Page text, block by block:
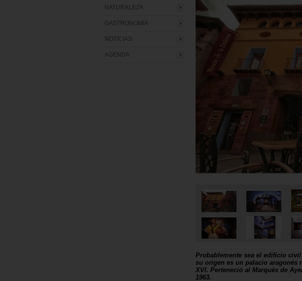
Probablemente sea el edificio
su origen es un palacio
XVI. Perteneció al Marqués de
1963.
NATURALEZA
GASTRONOMÍA
NOTICIAS
AGENDA